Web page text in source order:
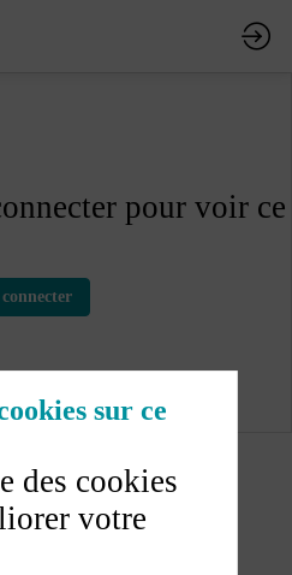
pour voir ce
sur ce
des cookies
votre